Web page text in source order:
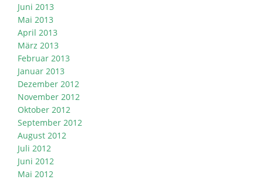
Juni 2013
Mai 2013
April 2013
März 2013
Februar 2013
Januar 2013
Dezember 2012
November 2012
Oktober 2012
September 2012
August 2012
Juli 2012
Juni 2012
Mai 2012